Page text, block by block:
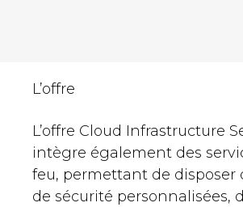
L’offre
L’offre Cloud Infrastructure
intègre également des
feu, permettant de disposer
de sécurité personnalisées,